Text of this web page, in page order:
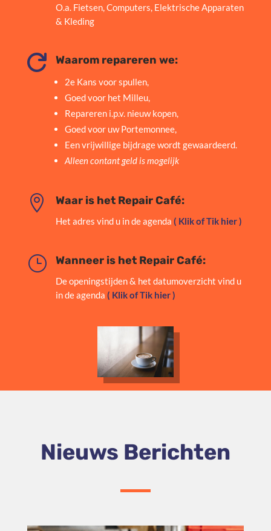
O.a. Fietsen, Computers, Elektrische Apparaten
& Kleding
 Waarom repareren we:
2e Kans voor spullen,
Goed voor het Milleu,
Repareren i.p.v. nieuw kopen,
Goed voor uw Portemonnee,
Een vrijwillige bijdrage wordt gewaardeerd.
Alleen contant geld is mogelijk
 Waar is het Repair Café:
Het adres vind u in de agenda ( Klik of Tik hier )
} Wanneer is het Repair Café:
De openingstijden & het datumoverzicht vind u
in de agenda ( Klik of Tik hier )
Nieuws Berichten